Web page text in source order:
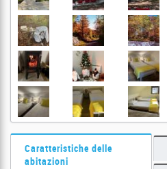
Caratteristiche delle
abitazioni